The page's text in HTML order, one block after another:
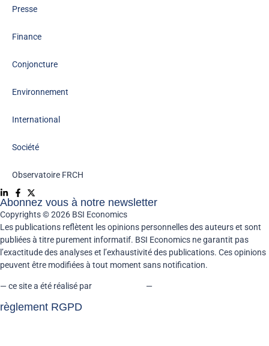
Presse
Finance
Conjoncture
Environnement
International
Société
Observatoire FRCH
Abonnez vous à notre newsletter
Copyrights © 2026 BSI Economics
Les publications reflètent les opinions personnelles des auteurs et sont
publiées à titre purement informatif. BSI Economics ne garantit pas
l’exactitude des analyses et l’exhaustivité des publications. Ces opinions
peuvent être modifiées à tout moment sans notification.
— ce site a été réalisé par —
règlement RGPD